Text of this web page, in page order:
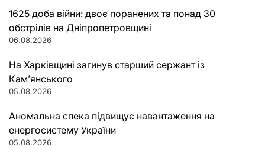
1625 доба війни: двоє поранених та понад 30
обстрілів на Дніпропетровщині
06.08.2026
На Харківщині загинув старший сержант із
Кам’янського
05.08.2026
Аномальна спека підвищує навантаження на
енергосистему України
05.08.2026